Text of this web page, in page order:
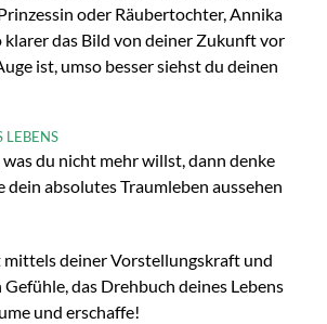
oder Räubertochter, Annika
klarer das Bild von deiner Zukunft vor
ist, umso besser siehst du deinen
LEBENS
du nicht mehr willst, dann denke
dein absolutes Traumleben aussehen
mittels deiner Vorstellungskraft und
das Drehbuch deines Lebens
und erschaffe!